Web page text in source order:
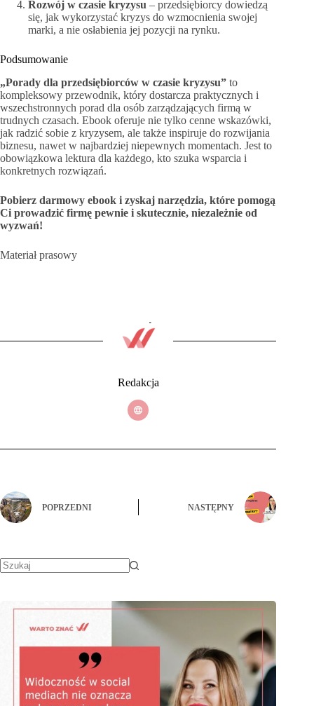
Rozwój w czasie kryzysu – przedsiębiorcy dowiedzą
się, jak wykorzystać kryzys do wzmocnienia swojej
marki, a nie osłabienia jej pozycji na rynku.
Podsumowanie
„Porady dla przedsiębiorców w czasie kryzysu” to
kompleksowy przewodnik, który dostarcza praktycznych i
wszechstronnych porad dla osób zarządzających firmą w
trudnych czasach. Ebook oferuje nie tylko cenne wskazówki,
jak radzić sobie z kryzysem, ale także inspiruje do rozwijania
biznesu, nawet w najbardziej niepewnych momentach. Jest to
obowiązkowa lektura dla każdego, kto szuka wsparcia i
konkretnych rozwiązań.
Pobierz darmowy ebook i zyskaj narzędzia, które pomogą
Ci prowadzić firmę pewnie i skutecznie, niezależnie od
wyzwań!
Materiał prasowy
Redakcja
POPRZEDNI NASTĘPNY